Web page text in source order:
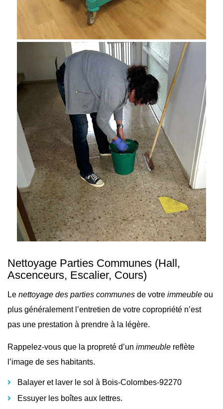
Nettoyage Parties Communes (Hall,
Ascenceurs, Escalier, Cours)
Le nettoyage des parties communes de votre immeuble ou
plus généralement l’entretien de votre copropriété n’est
pas une prestation à prendre à la légère.
Rappelez-vous que la propreté d’un immeuble reflète
l’image de ses habitants.
Balayer et laver le sol à Bois-Colombes-92270
Essuyer les boîtes aux lettres.